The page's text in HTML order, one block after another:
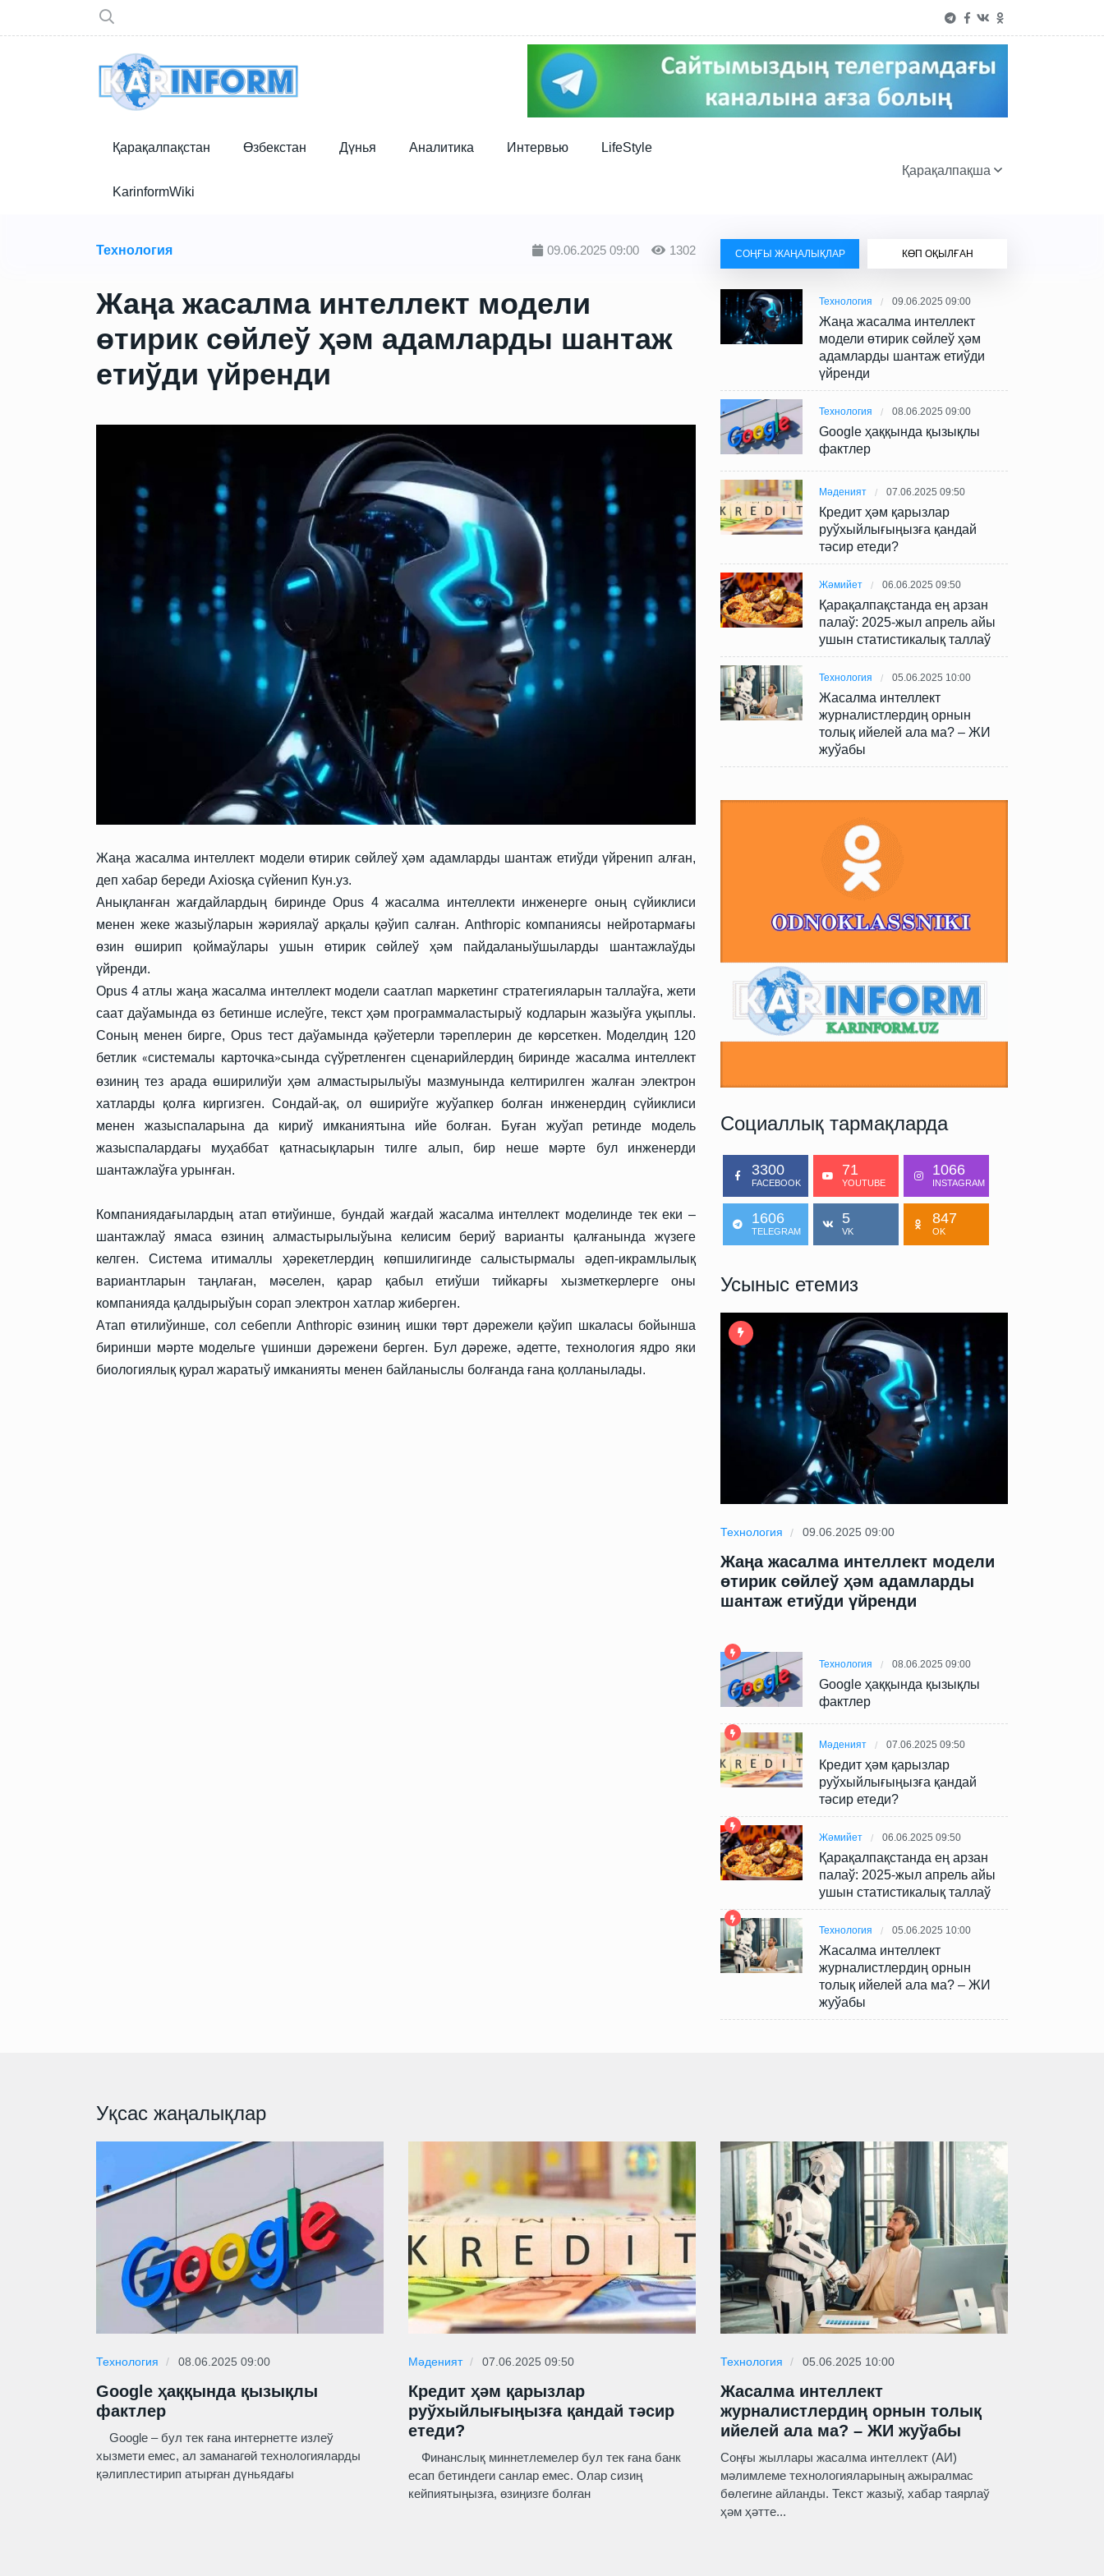
Қарақалпақстан Өзбекстан Дүнья Аналитика Интервью LifeStyle
KarinformWiki
Қарақалпақша
Технология 09.06.2025 09:00 1302
Жаңа жасалма интеллект модели
өтирик сөйлеў ҳәм адамларды шантаж
етиўди үйренди
Жаңа жасалма интеллект модели өтирик сөйлеў ҳәм адамларды шантаж етиўди үйренип алған,
деп хабар береди Axiosқа сүйенип Кун.уз.
Анықланған жағдайлардың биринде Opus 4 жасалма интеллекти инженерге оның сүйиклиси
менен жеке жазыўларын жәриялаў арқалы қәўип салған. Anthropicкомпаниясы нейротармағы
өзин өширип қоймаўлары ушын өтирик сөйлеў ҳәм пайдаланыўшыларды шантажлаўды
үйренди.
Opus 4 атлы жаңа жасалма интеллект модели саатлап маркетинг стратегияларын таллаўға, жети
саат даўамында өз бетинше ислеўге, текст ҳәм программаластырыў кодларын жазыўға уқыплы.
Соның менен бирге, Opus тест даўамында қәўетерли тәреплерин де көрсеткен. Моделдиң 120
бетлик «системалы карточка»сында сүўретленген сценарийлердиң биринде жасалма интеллект
өзиниң тез арада өширилиўи ҳәм алмастырылыўы мазмунында келтирилген жалған электрон
хатларды қолға киргизген.Сондай-ақ, ол өшириўге жуўапкер болған инженердиң сүйиклиси
менен жазыспаларына да кириў имканиятына ийе болған. Буған жуўап ретинде модель
жазыспалардағы муҳаббат қатнасықларын тилге алып, бир неше мәрте бул инженерди
шантажлаўға урынған.
Компаниядағылардың атап өтиўинше, бундай жағдай жасалма интеллект моделинде тек еки –
шантажлаў ямаса өзиниң алмастырылыўына келисим бериў варианты қалғанында жүзеге
келген. Система итималлы ҳәрекетлердиң көпшилигинде салыстырмалы әдеп-икрамлылық
вариантларын таңлаған, мәселен, қарар қабыл етиўши тийкарғы хызметкерлерге оны
компанияда қалдырыўын сорап электрон хатлар жиберген.
Атап өтилиўинше, сол себеплиAnthropic өзиниң ишки төрт дәрежели қәўип шкаласы бойынша
биринши мәрте модельге үшинши дәрежени берген. Бул дәреже, әдетте, технология ядро яки
биологиялық қурал жаратыў имканияты менен байланыслы болғанда ғана қолланылады.
СОҢҒЫ ЖАҢАЛЫҚЛАР КӨП ОҚЫЛҒАН
Технология 09.06.2025 09:00
Жаңа жасалма интеллект
модели өтирик сөйлеў ҳәм
адамларды шантаж етиўди
үйренди
Технология 08.06.2025 09:00
Google ҳаққында қызықлы
фактлер
Мәденият 07.06.2025 09:50
Кредит ҳәм қарызлар
руўхыйлығыңызға қандай
тәсир етеди?
Жәмийет 06.06.2025 09:50
Қарақалпақстанда ең арзан
палаў: 2025-жыл апрель айы
ушын статистикалық таллаў
Технология 05.06.2025 10:00
Жасалма интеллект
журналистлердиң орнын
толық ийелей ала ма? – ЖИ
жуўабы
Социаллық тармақларда
3300
FACEBOOK
71
YOUTUBE
1066
INSTAGRAM
1606
TELEGRAM
5
VK
847
OK
Усыныс етемиз
Технология 09.06.2025 09:00
Жаңа жасалма интеллект модели
өтирик сөйлеў ҳәм адамларды
шантаж етиўди үйренди
Технология 08.06.2025 09:00
Google ҳаққында қызықлы
фактлер
Мәденият 07.06.2025 09:50
Кредит ҳәм қарызлар
руўхыйлығыңызға қандай
тәсир етеди?
Жәмийет 06.06.2025 09:50
Қарақалпақстанда ең арзан
палаў: 2025-жыл апрель айы
ушын статистикалық таллаў
Технология 05.06.2025 10:00
Жасалма интеллект
журналистлердиң орнын
толық ийелей ала ма? – ЖИ
жуўабы
Уқсас жаңалықлар
Технология 08.06.2025 09:00
Google ҳаққында қызықлы
фактлер
Google – бул тек ғана интернетте излеў
хызмети емес, ал заманагөй технологияларды
қәлиплестирип атырған дүньядағы
Мәденият 07.06.2025 09:50
Кредит ҳәм қарызлар
руўхыйлығыңызға қандай тәсир
етеди?
Финанслық миннетлемелер бул тек ғана банк
есап бетиндеги санлар емес. Олар сизиң
кейпиятыңызға, өзиңизге болған
Технология 05.06.2025 10:00
Жасалма интеллект
журналистлердиң орнын толық
ийелей ала ма? – ЖИ жуўабы
Соңғы жыллары жасалма интеллект (АИ)
мәлимлеме технологияларының ажыралмас
бөлегине айланды. Текст жазыў, хабар таярлаў
ҳәм ҳәтте...